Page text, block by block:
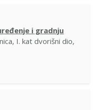
i gradnju
I. kat dvorišni dio,